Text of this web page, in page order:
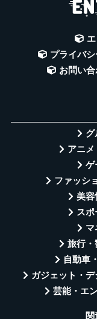
プライバ
お問い合
グ
アニメ
ゲ
ファッシ
美容
ス
マ
旅行・
自動車
ガジェット・
芸能・エ